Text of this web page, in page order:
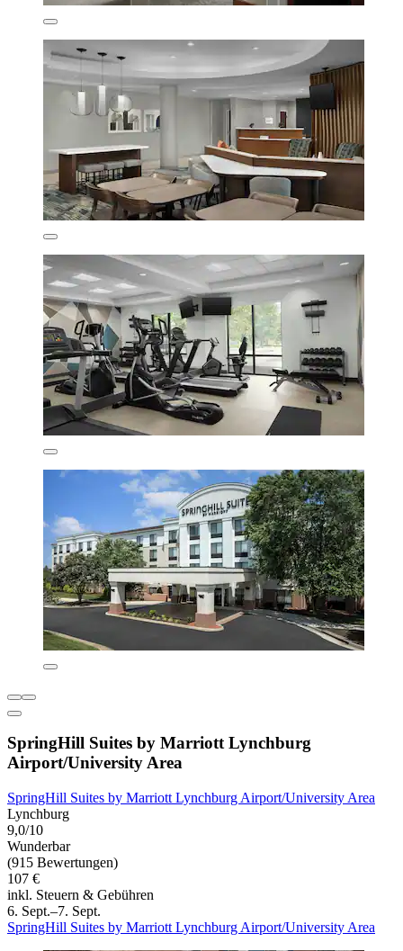
SpringHill Suites by Marriott Lynchburg
Airport/University Area
SpringHill Suites by Marriott Lynchburg Airport/University Area
Lynchburg
9,0/10
Wunderbar
(915 Bewertungen)
107 €
inkl. Steuern & Gebühren
6. Sept.–7. Sept.
SpringHill Suites by Marriott Lynchburg Airport/University Area